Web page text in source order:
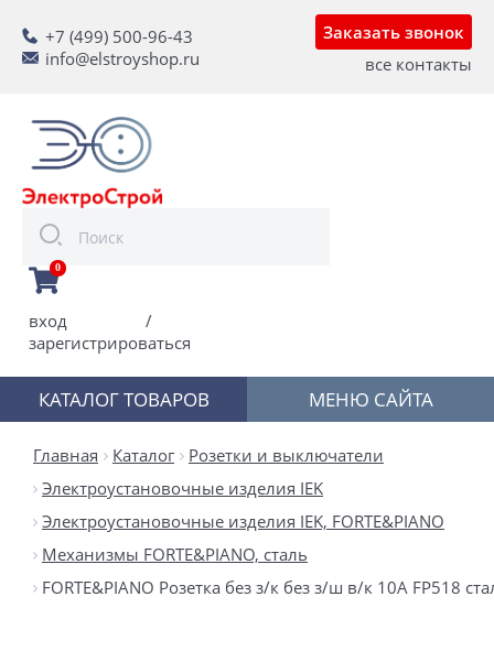
+7 (499) 500-96-43
info@elstroyshop.ru
Заказать звонок
все контакты
0
вход
/
зарегистрироваться
КАТАЛОГ ТОВАРОВ МЕНЮ САЙТА
Главная Каталог
Розетки и выключатели
Электроустановочные изделия IEK
Электроустановочные изделия IEK, FORTE&PIANO
Механизмы FORTE&PIANO, сталь
FORTE&PIANO Розетка без з/к без з/ш в/к 10А FP518